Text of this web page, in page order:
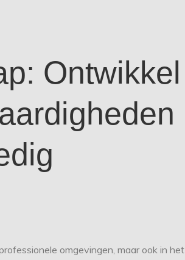
Ontwikkel
omgevingen, maar ook in het